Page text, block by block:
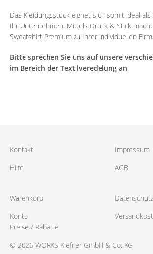
Das Kleidungsstück eignet sich somit ideal
Ihr Unternehmen. Mittels Druck & Stick
Sweatshirt Premium zu Ihrer individuellen
Bitte sprechen Sie uns auf unsere
im Bereich der Textilveredelung an.
Kontakt
Hilfe
Impressum
AGB
Warenkorb
Konto
Datenschutz
Preise / Rabatte
© 2026 WORKS Kiefner GmbH & Co. KG